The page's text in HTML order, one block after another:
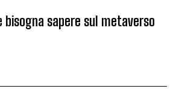
sapere sul metaverso